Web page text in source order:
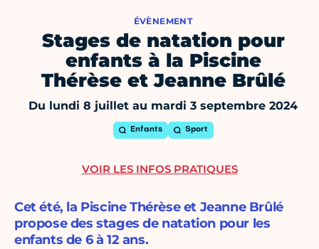
ÉVÈNEMENT
Stages de natation pour
enfants à la Piscine
Thérèse et Jeanne Brûlé
Du lundi 8 juillet au mardi 3 septembre 2024
Enfants Sport
Cet été, la Piscine Thérèse et Jeanne Brûlé
propose des stages de natation pour les
enfants de 6 à 12 ans.
VOIR LES INFOS PRATIQUES